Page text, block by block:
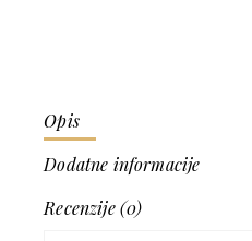
Opis
Dodatne informacije
Recenzije (0)